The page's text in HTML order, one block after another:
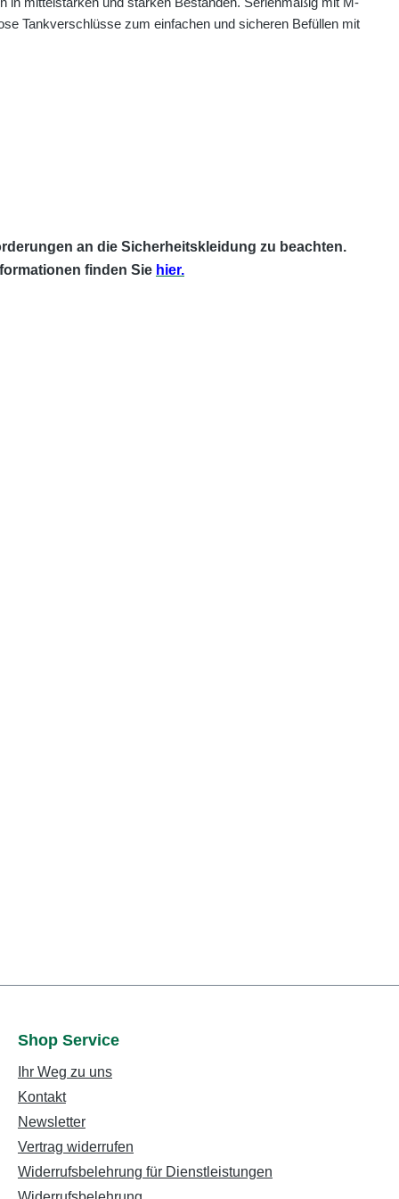
Tankverschlüsse zum einfachen und sicheren Befüllen mit
an die Sicherheitskleidung zu beachten.
finden Sie hier.
Shop Service
Ihr Weg zu uns
Kontakt
Newsletter
Vertrag widerrufen
Widerrufsbelehrung für Dienstleistungen